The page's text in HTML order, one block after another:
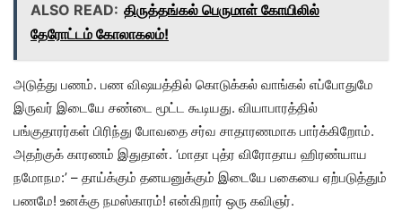
ALSO READ: திருத்தங்கல் பெருமாள் கோயிலில்
தேரோட்டம் கோலாகலம்!
அடுத்து பணம். பண விஷயத்தில் கொடுக்கல் வாங்கல் எப்போதுமே
இருவர் இடையே சண்டை மூட்ட கூடியது. வியாபாரத்தில்
பங்குதாரர்கள் பிரிந்து போவதை சர்வ சாதாரணமாக பார்க்கிறோம்.
அதற்குக் காரணம் இதுதான். ‘மாதா புத்ர விரோதாய ஹிரண்யாய
நமோநம:’ – தாய்க்கும் தனயனுக்கும் இடையே பகையை ஏற்படுத்தும்
பணமே! உனக்கு நமஸ்காரம்! என்கிறார் ஒரு கவிஞர்.